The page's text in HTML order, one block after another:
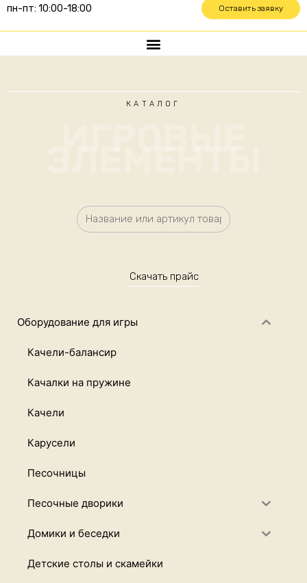
пн-пт: 10:00-18:00 Оставить заявку
КАТАЛОГ
Скачать прайс
Оборудование для игры
Качели-балансир
Качалки на пружине
Качели
Карусели
Песочницы
Песочные дворики
Домики и беседки
Детские столы и скамейки